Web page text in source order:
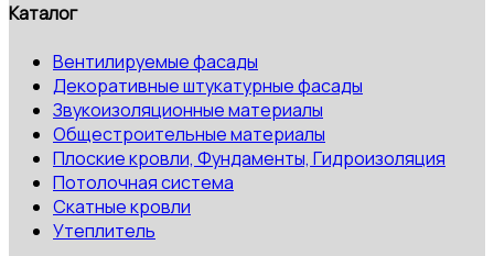
Каталог
Вентилируемые фасады
Декоративные штукатурные фасады
Звукоизоляционные материалы
Общестроительные материалы
Плоские кровли, Фундаменты, Гидроизоляция
Потолочная система
Скатные кровли
Утеплитель